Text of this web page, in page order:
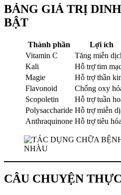
BẢNG GIÁ TRỊ
BẬT
Thành phần
Lợi ích
Vitamin C
Tăng miễn
Kali
Hỗ trợ tim
Magie
Hỗ trợ thần
Flavonoid
Chống oxy
Scopoletin
Hỗ trợ tuần
Polysaccharide Hỗ trợ miễn
Anthraquinone Hỗ trợ tiêu
CÂU CHUYỆN